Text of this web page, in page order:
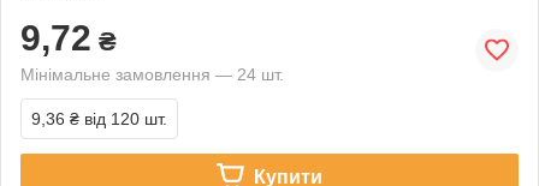
9,72 ₴
Мінімальне замовлення — 24 шт.
9,36 ₴ від 120 шт.
Купити